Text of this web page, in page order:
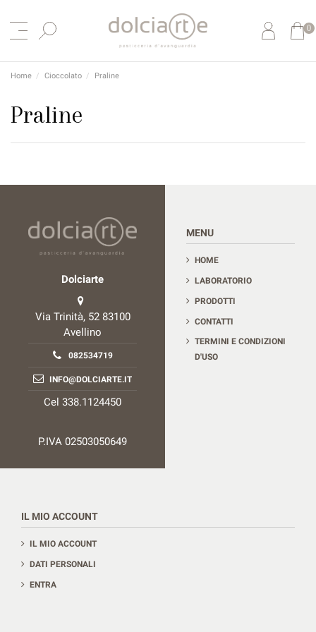
0
Home Cioccolato Praline
Praline
Contact us
Dolciarte
Via Trinità, 52 83100
Avellino
082534719
INFO@DOLCIARTE.IT
Cel 338.1124450
P.IVA 02503050649
MENU
HOME
LABORATORIO
PRODOTTI
CONTATTI
TERMINI E CONDIZIONI
D'USO
IL MIO ACCOUNT
IL MIO ACCOUNT
DATI PERSONALI
ENTRA